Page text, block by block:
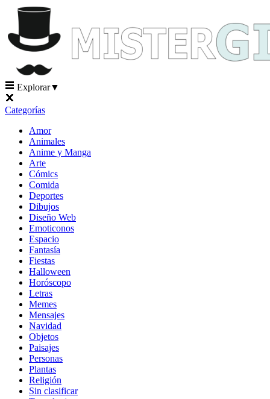
Explorar▼
Categorías
Amor
Animales
Anime y Manga
Arte
Cómics
Comida
Deportes
Dibujos
Diseño Web
Emoticonos
Espacio
Fantasía
Fiestas
Halloween
Horóscopo
Letras
Memes
Mensajes
Navidad
Objetos
Paisajes
Personas
Plantas
Religión
Sin clasificar